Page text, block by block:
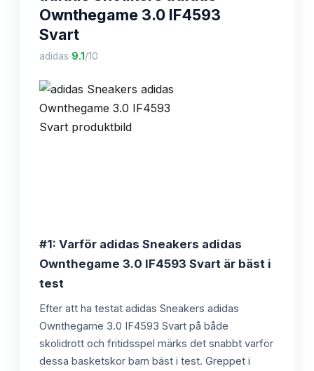
Ownthegame 3.0 IF4593
Svart
adidas·9.1 /10
#1: Varför adidas Sneakers adidas
Ownthegame 3.0 IF4593 Svart är bäst i
test
Efter att ha testat adidas Sneakers adidas
Ownthegame 3.0 IF4593 Svart på både
skolidrott och fritidsspel märks det snabbt varför
dessa basketskor barn bäst i test. Greppet i